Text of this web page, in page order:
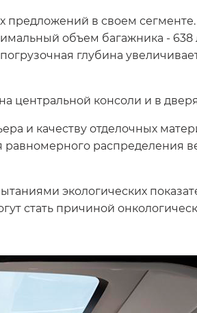
предложений в своем
объем багажника - 638
глубина
центральной консоли и в
и качеству отделочных
равномерного распределения
экологических
стать причиной